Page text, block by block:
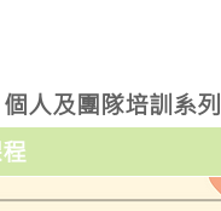
個人及團隊培訓系列